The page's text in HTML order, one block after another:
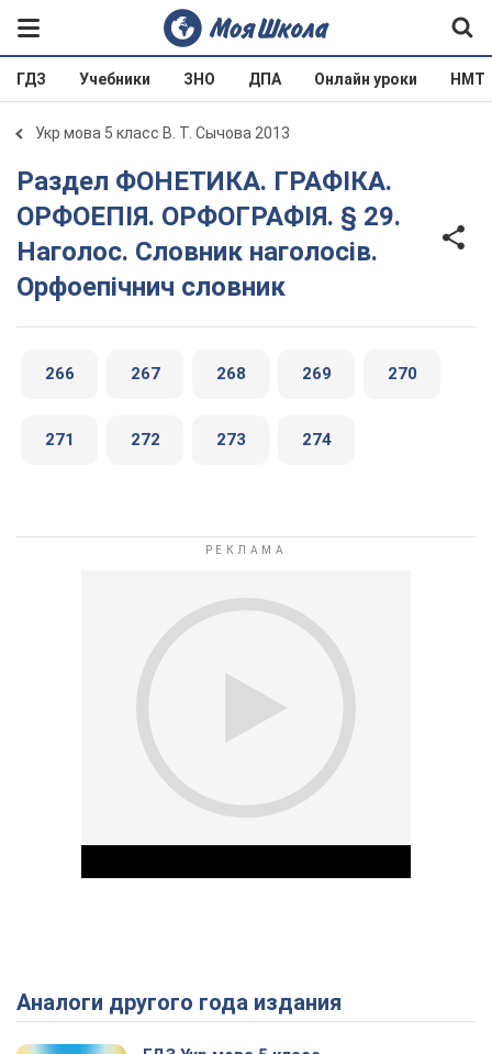
ГДЗ Учебники ЗНО ДПА Онлайн уроки НМТ
Укр мова 5 класс В. Т. Сычова 2013
Раздел ФОНЕТИКА. ГРАФІКА.
ОРФОЕПІЯ. ОРФОГРАФІЯ. § 29.
Наголос. Словник наголосів.
Орфоепічнич словник
266 267 268 269 270
271 272 273 274
Play Video
Аналоги другого года издания